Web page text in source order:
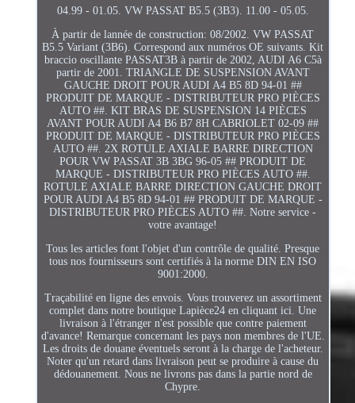
04.99 - 01.05. VW PASSAT B5.5 (3B3). 11.00 - 05.05.
À partir de lannée de construction: 08/2002. VW PASSAT
B5.5 Variant (3B6). Correspond aux numéros OE suivants. Kit
braccio oscillante PASSAT3B à partir de 2002, AUDI A6 C5à
partir de 2001. TRIANGLE DE SUSPENSION AVANT
GAUCHE DROIT POUR AUDI A4 B5 8D 94-01 ##
PRODUIT DE MARQUE - DISTRIBUTEUR PRO PIÈCES
AUTO ##. KIT BRAS DE SUSPENSION 14 PIÈCES
AVANT POUR AUDI A4 B6 B7 8H CABRIOLET 02-09 ##
PRODUIT DE MARQUE - DISTRIBUTEUR PRO PIÈCES
AUTO ##. 2X ROTULE AXIALE BARRE DIRECTION
POUR VW PASSAT 3B 3BG 96-05 ## PRODUIT DE
MARQUE - DISTRIBUTEUR PRO PIÈCES AUTO ##.
ROTULE AXIALE BARRE DIRECTION GAUCHE DROIT
POUR AUDI A4 B5 8D 94-01 ## PRODUIT DE MARQUE -
DISTRIBUTEUR PRO PIÈCES AUTO ##. Notre service -
votre avantage!
Tous les articles font l'objet d'un contrôle de qualité. Presque
tous nos fournisseurs sont certifiés à la norme DIN EN ISO
9001:2000.
Traçabilité en ligne des envois. Vous trouverez un assortiment
complet dans notre boutique Lapièce24 en cliquant ici. Une
livraison à l'étranger n'est possible que contre paiement
d'avance! Remarque concernant les pays non membres de l'UE.
Les droits de douane éventuels seront à la charge de l'acheteur.
Noter qu'un retard dans livraison peut se produire à cause du
dédouanement. Nous ne livrons pas dans la partie nord de
Chypre.